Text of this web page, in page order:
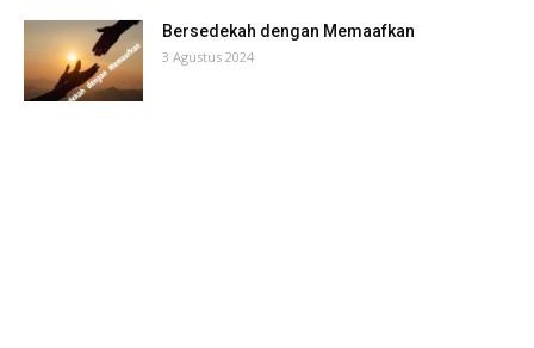
Bersedekah dengan Memaafkan
3 Agustus 2024